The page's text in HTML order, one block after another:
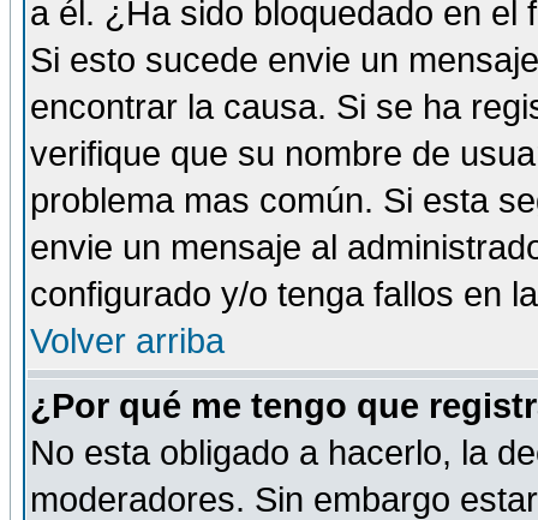
a él. ¿Ha sido bloquedado en
Si esto sucede envie un
encontrar la causa. Si se ha
verifique que su nombre de
problema mas común. Si esta
envie un mensaje al
configurado y/o tenga fallos en
Volver arriba
¿Por qué me tengo que
No esta obligado a hacerlo, la
moderadores. Sin embargo